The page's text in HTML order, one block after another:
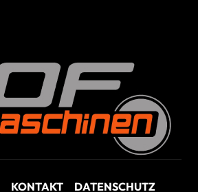
KONTAKT DATENSCHUTZ